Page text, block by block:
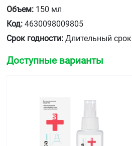
Объем: 150 мл
Код: 4630098009805
Срок годности: Длительный срок
Доступные варианты